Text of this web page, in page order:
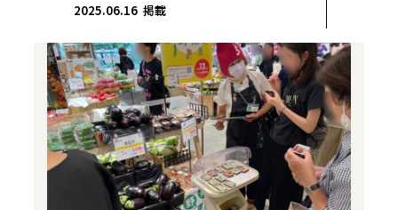
2025.06.16 掲載